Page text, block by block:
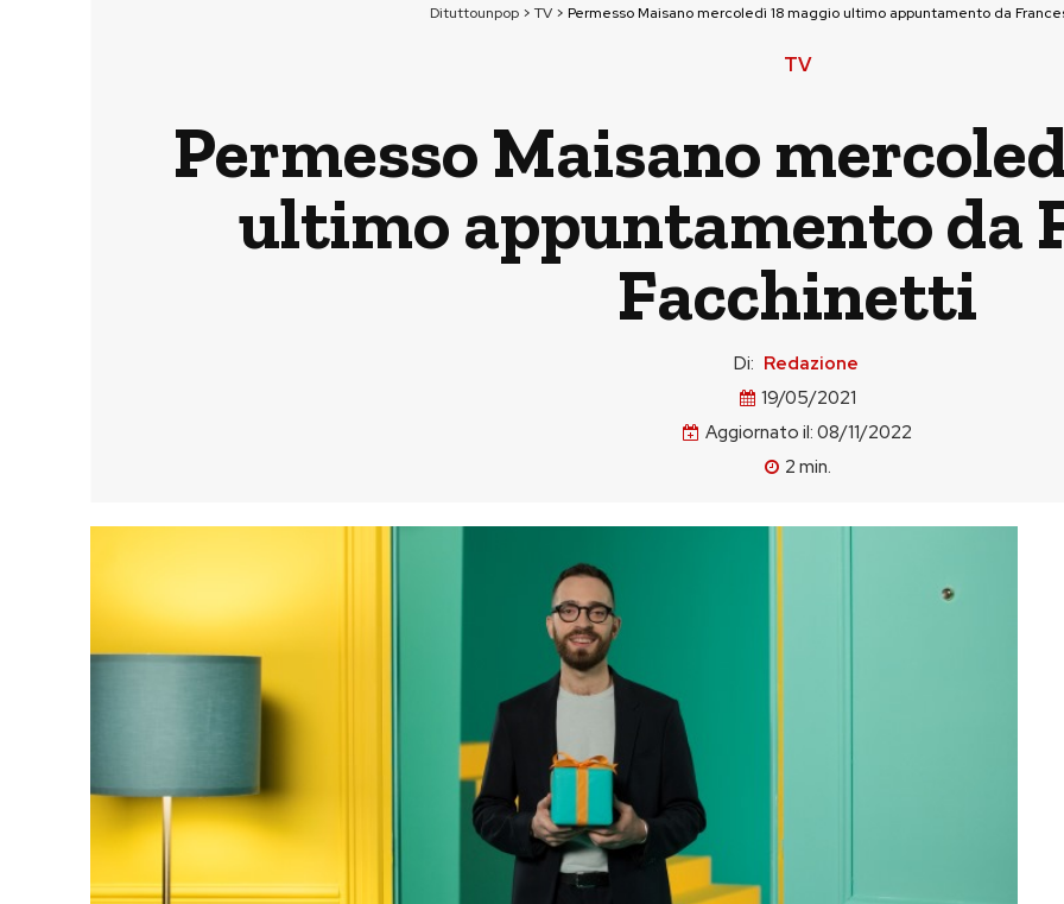
Dituttounpop> TV> Permesso Maisano mercoledì 18 maggio ultimo appuntamento da
TV
Permesso Maisano
ultimo appuntamento da
Facchinetti
Di: Redazione
19/05/2021
Aggiornato il: 08/11/2022
2 min.